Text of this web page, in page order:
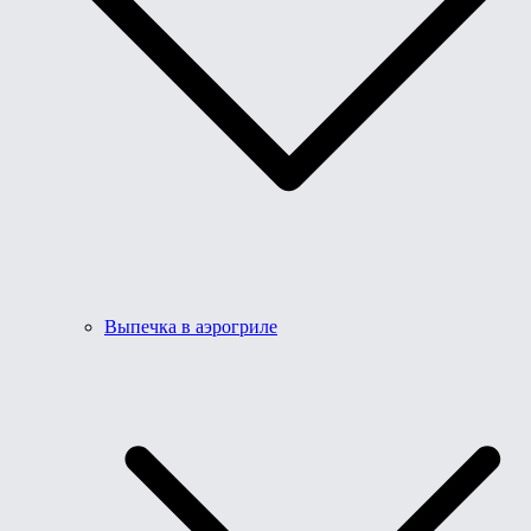
Выпечка в аэрогриле